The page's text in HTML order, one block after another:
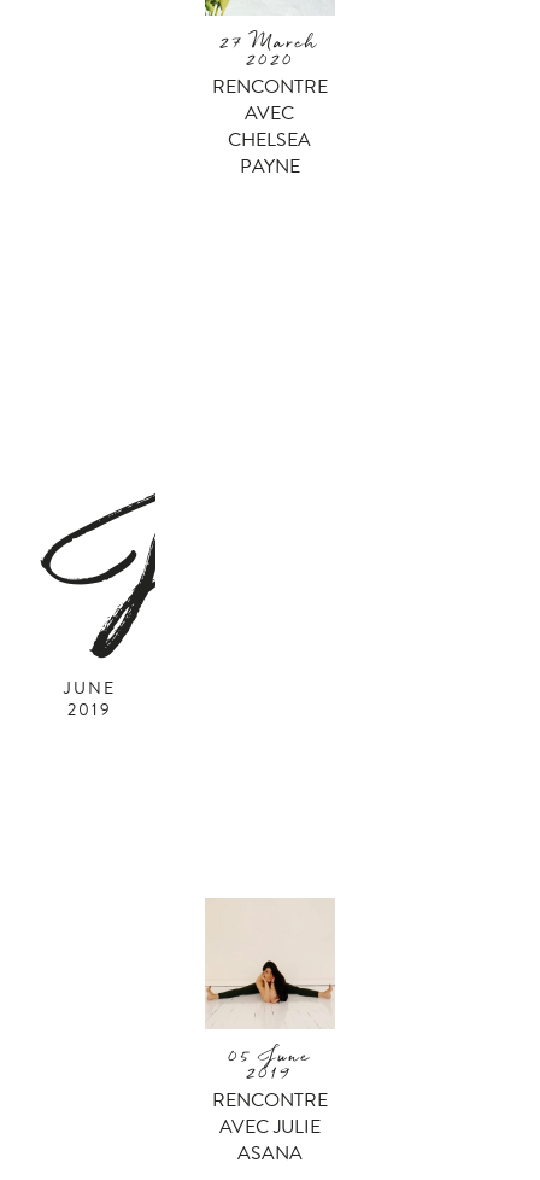
27 March
2020
RENCONTRE
AVEC
CHELSEA
PAYNE
J
JUNE
2019
05 June
2019
RENCONTRE
AVEC JULIE
ASANA